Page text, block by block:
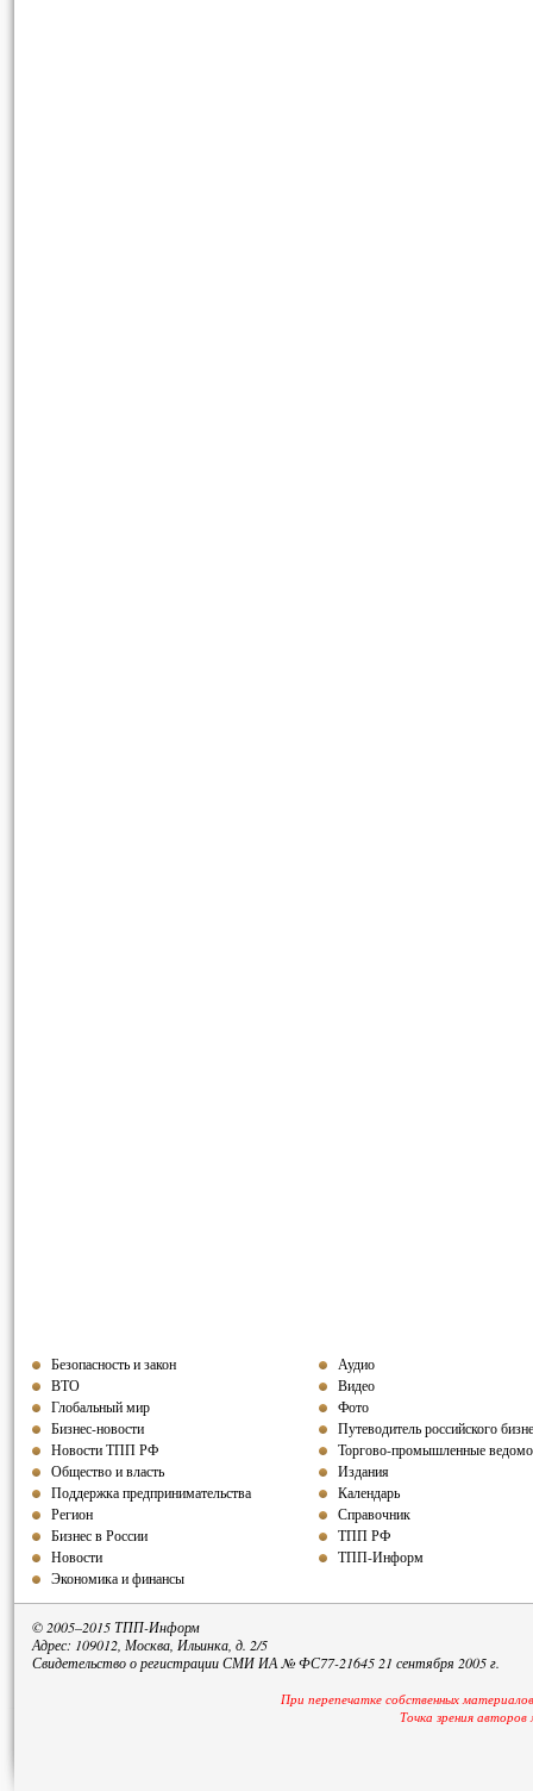
Безопасность и закон
ВТО
Глобальный мир
Бизнес-новости
Новости ТПП РФ
Общество и власть
Поддержка предпринимательства
Регион
Бизнес в России
Новости
Экономика и финансы
Аудио
Видео
Фото
Путеводитель российского
Торгово-промышленные
Издания
Календарь
Справочник
ТПП РФ
ТПП-Информ
© 2005–2015 ТПП-Информ
Адрес: 109012, Москва, Ильинка, д. 2/5
Свидетельство о регистрации СМИ ИА № ФС77-21645 21 сентября 2005 г.
При перепечатке собственных
Точка зрения